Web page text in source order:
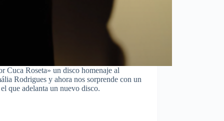
Cuca Roseta» un disco homenaje al
Rodrigues y ahora nos sorprende con un
que adelanta un nuevo disco.